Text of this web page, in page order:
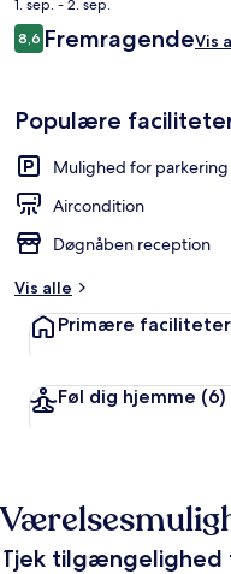
er
522 kr.
1. sep. - 2. sep.
Anmeldelser
8,68,6 ud af 10.
FremragendeVis
Populære
Mulighed for parkering
Aircondition
Døgnåben reception
Vis alle
Primære faciliteter
Føl dig hjemme (6)
Tjek tilgængelighed